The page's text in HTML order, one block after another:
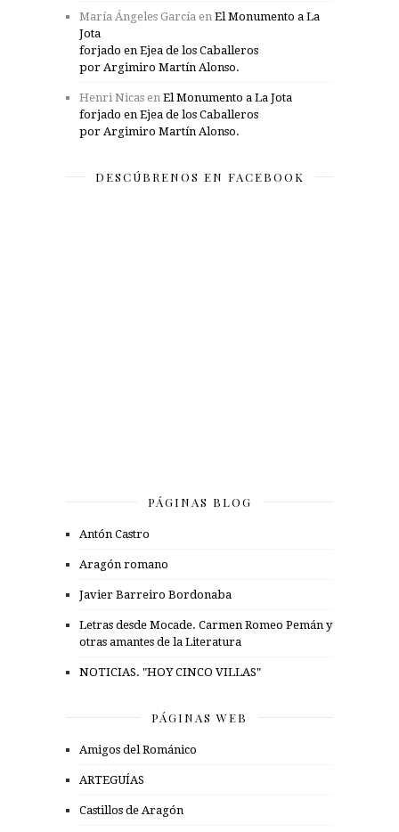
María Ángeles García en El Monumento a La
Jota
forjado en Ejea de los Caballeros
por Argimiro Martín Alonso.
Henri Nicas en El Monumento a La Jota
forjado en Ejea de los Caballeros
por Argimiro Martín Alonso.
DESCÚBRENOS EN FACEBOOK
PÁGINAS BLOG
Antón Castro
Aragón romano
Javier Barreiro Bordonaba
Letras desde Mocade. Carmen Romeo Pemán y
otras amantes de la Literatura
NOTICIAS. "HOY CINCO VILLAS"
PÁGINAS WEB
Amigos del Románico
ARTEGUÍAS
Castillos de Aragón